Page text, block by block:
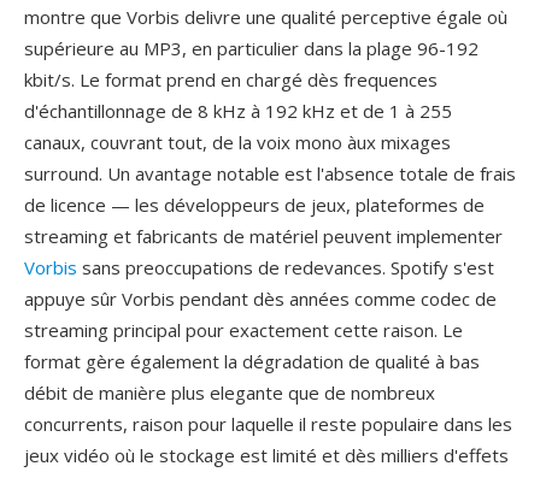
montre que Vorbis delivre une qualité perceptive égale où
supérieure au MP3, en particulier dans la plage 96-192
kbit/s. Le format prend en chargé dès frequences
d'échantillonnage de 8 kHz à 192 kHz et de 1 à 255
canaux, couvrant tout, de la voix mono àux mixages
surround. Un avantage notable est l'absence totale de frais
de licence — les développeurs de jeux, plateformes de
streaming et fabricants de matériel peuvent implementer
Vorbis sans preoccupations de redevances. Spotify s'est
appuye sûr Vorbis pendant dès années comme codec de
streaming principal pour exactement cette raison. Le
format gère également la dégradation de qualité à bas
débit de manière plus elegante que de nombreux
concurrents, raison pour laquelle il reste populaire dans les
jeux vidéo où le stockage est limité et dès milliers d'effets